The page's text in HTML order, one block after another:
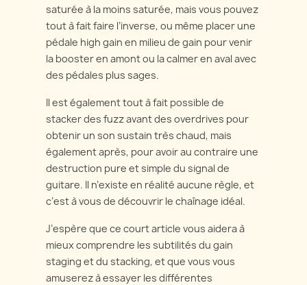
saturée à la moins saturée, mais vous pouvez
tout à fait faire l’inverse, ou même placer une
pédale high gain en milieu de gain pour venir
la booster en amont ou la calmer en aval avec
des pédales plus sages.
Il est également tout à fait possible de
stacker des fuzz avant des overdrives pour
obtenir un son sustain très chaud, mais
également après, pour avoir au contraire une
destruction pure et simple du signal de
guitare. Il n’existe en réalité aucune règle, et
c’est à vous de découvrir le chaînage idéal.
J’espère que ce court article vous aidera à
mieux comprendre les subtilités du gain
staging et du stacking, et que vous vous
amuserez à essayer les différentes